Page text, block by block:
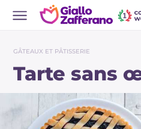
GÂTEAUX ET PÂTISSERIE
Tarte sans